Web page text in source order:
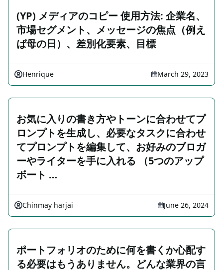
(YP) メディアのコピー 使用方法: 企業名、
市場セグメント、メッセージの焦点（例え
ば母の日）、差別化要素、目標
Henrique March 29, 2023
お気に入りの書き方やトーンに合わせてプ
ロンプトを生成し、必要なタスクに合わせ
てプロンプトを編集して、お好みのブロガ
ーやライターを手に入れる （5つのアップ
ボート …
Chinmay harjai June 26, 2024
ポートフォリオのために何を書くか心配す
る必要はもうありません。どんな業界の言